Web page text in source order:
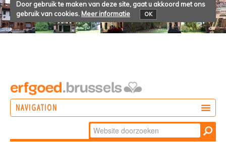
Door gebruik te maken van deze site, gaat u akkoord met ons
gebruik van cookies. Meer informatie OK
NAVIGATION
Zoek